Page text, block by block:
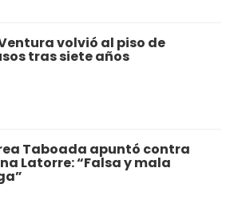
volvió al piso de
tras siete años
Taboada apuntó contra
Latorre: “Falsa y mala